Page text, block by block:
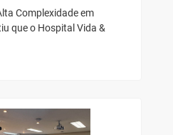
Complexidade em
que o Hospital Vida &